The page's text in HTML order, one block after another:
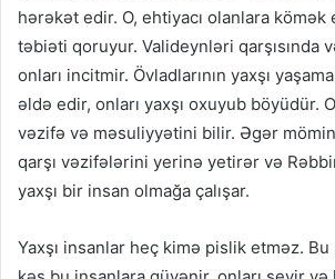
hərəkət edir. O, ehtiyacı olanlara kömək
təbiəti qoruyur. Valideynləri qarşısında
onları incitmir. Övladlarının yaxşı
əldə edir, onları yaxşı oxuyub böyüdür.
vəzifə və məsuliyyətini bilir. Əgər
qarşı vəzifələrini yerinə yetirər və
yaxşı bir insan olmağa çalışar.
Yaxşı insanlar heç kimə pislik etməz.